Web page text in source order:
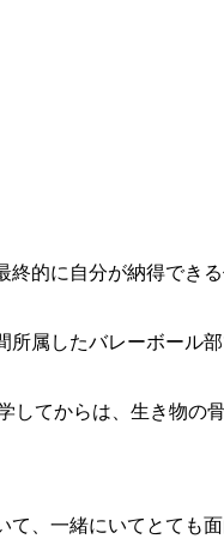
的に自分が納得でき
属したバレーボール
してからは、生き物の
、一緒にいてとても面